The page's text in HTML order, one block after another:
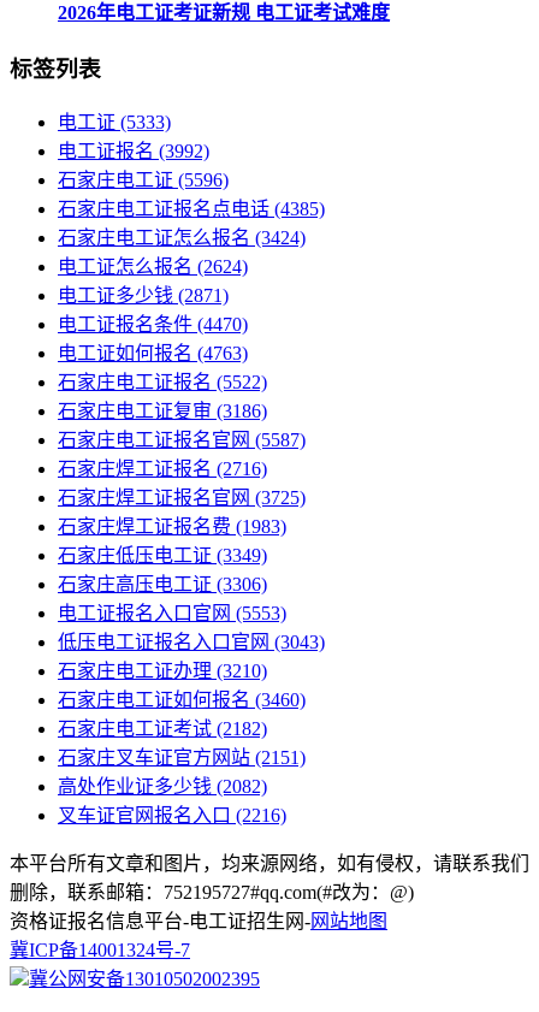
2026年电工证考证新规 电工证考试难度
标签列表
电工证 (5333)
电工证报名 (3992)
石家庄电工证 (5596)
石家庄电工证报名点电话 (4385)
石家庄电工证怎么报名 (3424)
电工证怎么报名 (2624)
电工证多少钱 (2871)
电工证报名条件 (4470)
电工证如何报名 (4763)
石家庄电工证报名 (5522)
石家庄电工证复审 (3186)
石家庄电工证报名官网 (5587)
石家庄焊工证报名 (2716)
石家庄焊工证报名官网 (3725)
石家庄焊工证报名费 (1983)
石家庄低压电工证 (3349)
石家庄高压电工证 (3306)
电工证报名入口官网 (5553)
低压电工证报名入口官网 (3043)
石家庄电工证办理 (3210)
石家庄电工证如何报名 (3460)
石家庄电工证考试 (2182)
石家庄叉车证官方网站 (2151)
高处作业证多少钱 (2082)
叉车证官网报名入口 (2216)
本平台所有文章和图片，均来源网络，如有侵权，请联系我们
删除，联系邮箱：752195727#qq.com(#改为：@)
资格证报名信息平台-电工证招生网-网站地图
冀ICP备14001324号-7
冀公网安备13010502002395